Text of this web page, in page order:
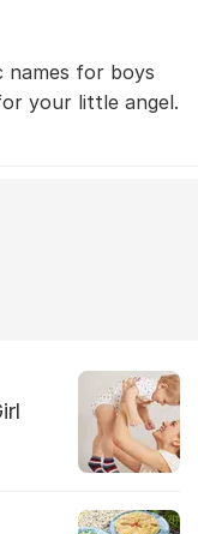
names for boys
your little angel.